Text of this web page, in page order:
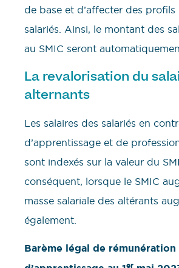
de base et d’affecter des profils
salariés. Ainsi, le montant des
au SMIC seront
La revalorisation du
alternants
Les salaires des salariés en
d’apprentissage et de
sont indexés sur la valeur du
conséquent, lorsque le SMIC
masse salariale des altérants
également.
Barème légal de
er